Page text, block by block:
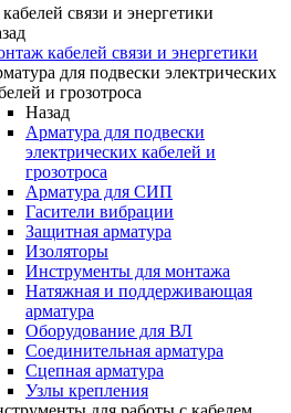
связи и энергетики
кабелей связи и энергетики
для подвески электрических
и грозотроса
Назад
Арматура для подвески
электрических кабелей и
грозотроса
Арматура для СИП
Гасители вибрации
Защитная арматура
Изоляторы
Инструменты для монтажа
Натяжная и поддерживающая
арматура
Оборудование для ВЛ
Соединительная арматура
Сцепная арматура
Узлы крепления